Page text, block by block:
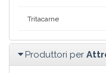
Tritacarne
Produttori per